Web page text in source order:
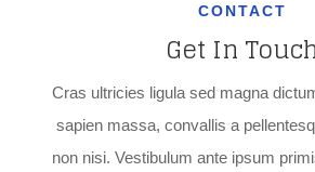
CONTACT
Get In
Cras ultricies ligula sed magna
sapien massa, convallis a
non nisi. Vestibulum ante ipsum